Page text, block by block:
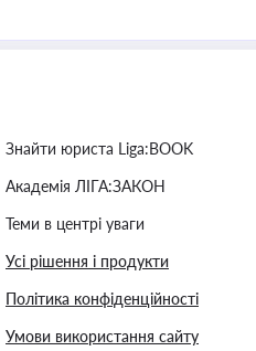
Знайти юриста Liga:BOOK
Академія ЛІГА:ЗАКОН
Теми в центрі уваги
Усі рішення і продукти
Політика конфіденційності
Умови використання сайту